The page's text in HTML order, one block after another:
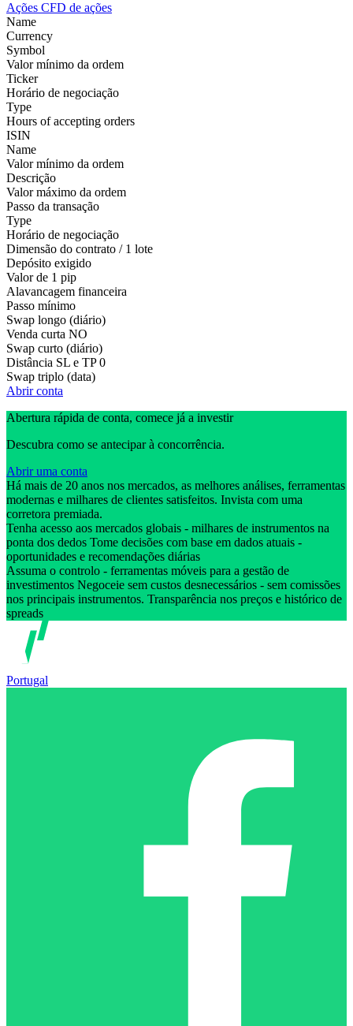
Ações CFD de ações
Name
Currency
Symbol
Valor mínimo da ordem
Ticker
Horário de negociação
Type
Hours of accepting orders
ISIN
Name
Valor mínimo da ordem
Descrição
Valor máximo da ordem
Passo da transação
Type
Horário de negociação
Dimensão do contrato / 1 lote
Depósito exigido
Valor de 1 pip
Alavancagem financeira
Passo mínimo
Swap longo (diário)
Venda curta NO
Swap curto (diário)
Distância SL e TP 0
Swap triplo (data)
Abrir conta
Abertura rápida de conta, comece já a investir
Descubra como se antecipar à concorrência.
Abrir uma conta
Há mais de 20 anos nos mercados, as melhores análises, ferramentas
modernas e milhares de clientes satisfeitos. Invista com uma
corretora premiada.
Tenha acesso aos mercados globais - milhares de instrumentos na
ponta dos dedos Tome decisões com base em dados atuais -
oportunidades e recomendações diárias
Assuma o controlo - ferramentas móveis para a gestão de
investimentos Negoceie sem custos desnecessários - sem comissões
nos principais instrumentos. Transparência nos preços e histórico de
spreads
Portugal